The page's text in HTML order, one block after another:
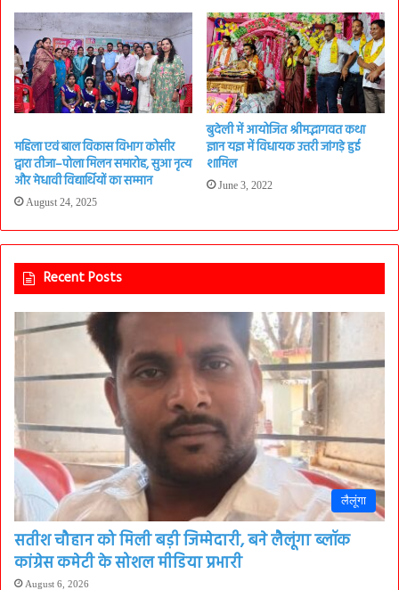
महिला एवं बाल विकास विभाग कोसीर
द्वारा तीजा–पोला मिलन समारोह, सुआ नृत्य
और मेधावी विद्यार्थियों का सम्मान
August 24, 2025
बुदेली में आयोजित श्रीमद्भागवत कथा
ज्ञान यज्ञ में विधायक उत्तरी जांगड़े हुई
शामिल
June 3, 2022
Recent Posts
लैलूंगा
सतीश चौहान को मिली बड़ी जिम्मेदारी, बने लैलूंगा ब्लॉक
कांग्रेस कमेटी के सोशल मीडिया प्रभारी
August 6, 2026